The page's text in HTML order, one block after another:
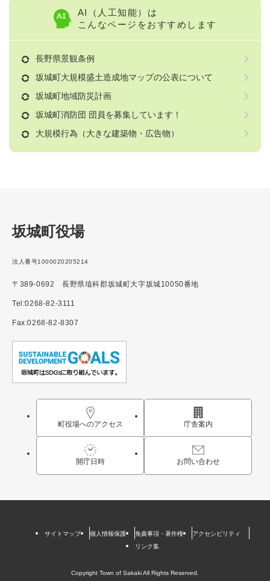
AI（人工知能）は
こんなページをおすすめします
長野県景観条例
坂城町大規模盛土造成地マップの公表について
坂城町地域防災計画
坂城町消防団 団員を募集しています！
大規模行為（大きな建築物・広告物）
坂城町役場
法人番号1000020205214
〒389-0692 長野県埴科郡坂城町大字坂城10050番地
Tel:0268-82-3111
Fax:0268-82-8307
町役場へのアクセス 庁舎案内
開庁日時 お問い合わせ
サイトマップ 個人情報保護 免責事項・著作権
アクセシビリティ
リンク集
Copyright Town of Sakaki All Rights Reserved.